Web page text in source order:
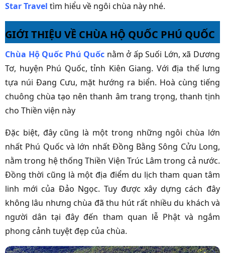
Star Travel tìm hiểu về ngôi chùa này nhé.
GIỚI THIỆU VỀ CHÙA HỘ QUỐC PHÚ QUỐC
Chùa Hộ Quốc Phú Quốc nằm ở ấp Suối Lớn, xã Dương
Tơ, huyện Phú Quốc, tỉnh Kiên Giang. Với địa thế lưng
tựa núi Đang Cưu, mặt hướng ra biển. Hoà cùng tiếng
chuông chùa tạo nên thanh âm trang trọng, thanh tịnh
cho Thiền viện này
Đặc biệt, đây cũng là một trong những ngôichùa lớn
nhất Phú Quốc và lớn nhất Đồng Bằng Sông Cửu Long,
nằm trong hệ thống Thiền Viện Trúc Lâm trong cả nước.
Đồng thời cũng là một địa điểm du lịch tham quan tâm
linh mới của Đảo Ngọc. Tuy được xây dựng cách đây
không lâu nhưng chùa đã thu hút rất nhiều du khách và
người dân tại đây đến tham quan lễ Phật và ngắm
phong cảnh tuyệt đẹp của chùa.